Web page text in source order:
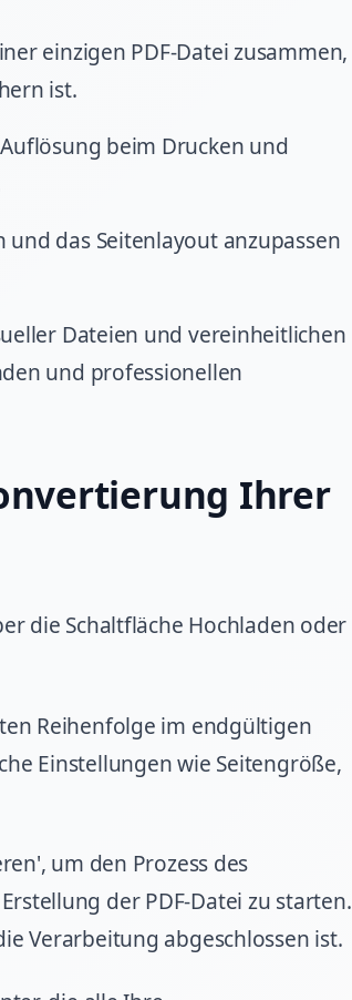
einzigen PDF-Datei zusammen,
ist.
beim Drucken und
das Seitenlayout anzupassen
Dateien und vereinheitlichen
und professionellen
Ihrer
die Schaltfläche Hochladen oder
Reihenfolge im endgültigen
Einstellungen wie Seitengröße,
um den Prozess des
der PDF-Datei zu starten.
Verarbeitung abgeschlossen ist.